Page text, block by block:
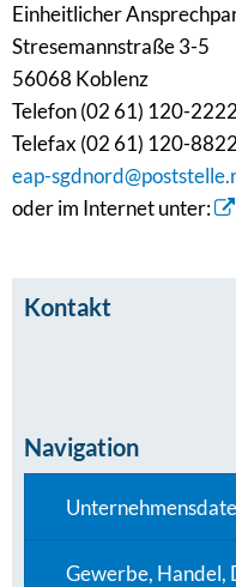
Einheitlicher
Stresemannstraße 3-5
56068 Koblenz
Telefon (02 61) 120-2222
Telefax (02 61) 120-
eap-
oder im Internet unter:
Kontakt
Navigation
Gewerbe, Handel,